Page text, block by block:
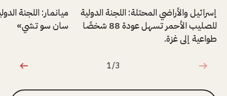
إسرائيل والأراضي المحتلة: اللجنة الدولية
للصليب الأحمر تسهل عودة 88 شخصًا
طواعية إلى غزة.
ميانمار: اللجنة
سان سو تشي»
1 من 3
1/3